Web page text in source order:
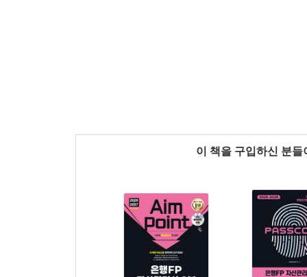
이 책을 구입하신 분